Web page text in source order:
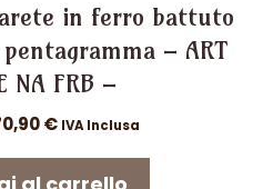
in ferro battuto
– ART
NA FRB –
€Il
attuale
IVA Inclusa